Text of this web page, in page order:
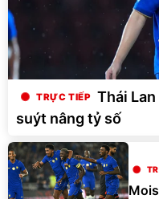
Thái
suýt nâng tỷ số